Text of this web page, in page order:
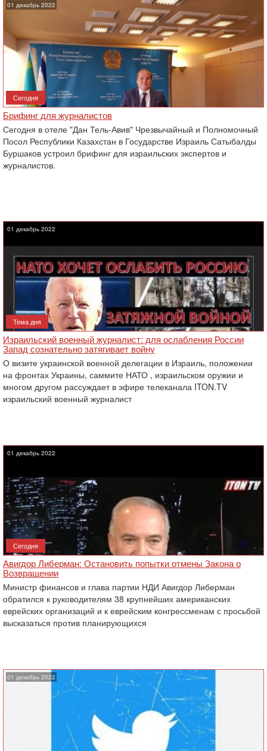
01 декабрь 2022
Сегодня
Брифинг для журналистов
Сегодня в отеле "Дан Тель-Авив" Чрезвычайный и Полномочный
Посол Республики Казахстан в Государстве Израиль Сатыбалды
Буршаков устроил брифинг для израильских экспертов и
журналистов.
01 декабрь 2022
Тема дня
Израильский военный журналист: для ослабления России
Запад сознательно затягивает войну
О визите украинской военной делегации в Израиль, положении
на фронтах Украины, саммите НАТО , израильском оружии и
многом другом рассуждает в эфире телеканала ITON.TV
израильский военный журналист
01 декабрь 2022
Сегодня
Авигдор Либерман: Остановить попытки отмены Закона о
Возвращении
Министр финансов и глава партии НДИ Авигдор Либерман
обратился к руководителям 38 крупнейших американских
еврейских организаций и к еврейским конгрессменам с просьбой
высказаться против планирующихся
01 декабрь 2022